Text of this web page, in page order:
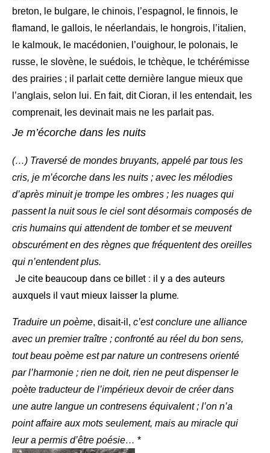
breton, le bulgare, le chinois, l’espagnol, le finnois, le
flamand, le gallois, le néerlandais, le hongrois, l’italien,
le kalmouk, le macédonien, l’ouighour, le polonais, le
russe, le slovène, le suédois, le tchèque, le tchérémisse
des prairies ; il parlait cette dernière langue mieux que
l’anglais, selon lui. En fait, dit Cioran, il les entendait, les
comprenait, les devinait mais ne les parlait pas.
Je m’écorche dans les nuits
(…) Traversé de mondes bruyants, appelé par tous les
cris, je m’écorche dans les nuits ; avec les mélodies
d’après minuit je trompe les ombres ; les nuages qui
passent la nuit sous le ciel sont désormais composés de
cris humains qui attendent de tomber et se meuvent
obscurément en des règnes que fréquentent des oreilles
qui n’entendent plus.
Je cite beaucoup dans ce billet : il y a des auteurs
auxquels il vaut mieux laisser la plume.
Traduire un poème, disait-il, c’est conclure une alliance
avec un premier traître ; confronté au réel du bon sens,
tout beau poème est par nature un contresens orienté
par l’harmonie ; rien ne doit, rien ne peut dispenser le
poète traducteur de l’impérieux devoir de créer dans
une autre langue un contresens équivalent ; l’on n’a
point affaire aux mots seulement, mais au miracle qui
leur a permis d’être poésie… *